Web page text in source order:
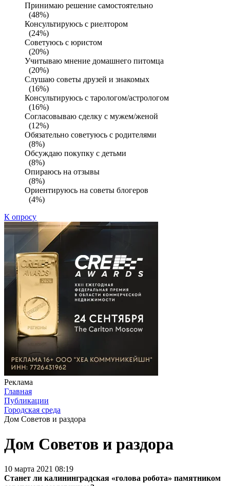
Принимаю решение самостоятельно
(48%)
Консультируюсь с риелтором
(24%)
Советуюсь с юристом
(20%)
Учитываю мнение домашнего питомца
(20%)
Слушаю советы друзей и знакомых
(16%)
Консультируюсь с тарологом/астрологом
(16%)
Согласовываю сделку с мужем/женой
(12%)
Обязательно советуюсь с родителями
(8%)
Обсуждаю покупку с детьми
(8%)
Опираюсь на отзывы
(8%)
Ориентируюсь на советы блогеров
(4%)
К опросу
Реклама
Главная
Публикации
Городская среда
Дом Советов и раздора
Дом Советов и раздора
10 марта 2021 08:19
Станет ли калининградская «голова робота» памятником